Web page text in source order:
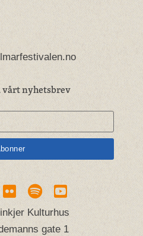
vårt nyhetsbrev
Kulturhus
gate 1